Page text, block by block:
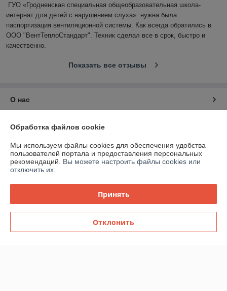
ГУО «Гродненская специальная общеобразовательная школа-
интернат для детей с нарушением слуха»  нужна была
паспортизация вентиляционной системы. Как всегда обратились в
ООО "ВентТеплоСтандарт". Техник сделал все в срок, быстро и
качественно.
Показать все отзывы
О нас
Контакты
Доставка и оплата
График работы
Политика обработки cookies
Обработка файлов cookie
Мы используем файлы cookies для обеспечения удобства
пользователей портала и предоставления персональных
рекомендаций. Вы можете настроить файлы cookies или
отключить их.
Принять
Отклонить